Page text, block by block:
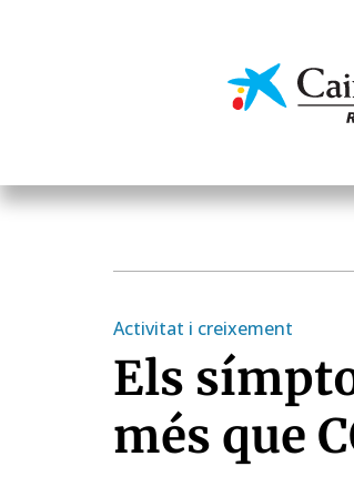
Activitat i creixement
Els
més que